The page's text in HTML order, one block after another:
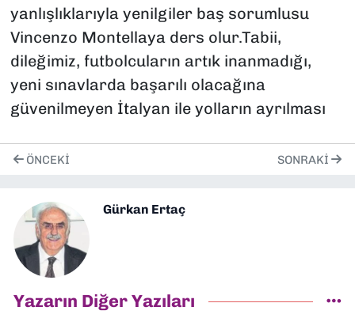
yanlışlıklarıyla yenilgiler baş sorumlusu
Vincenzo Montellaya ders olur.Tabii,
dileğimiz, futbolcuların artık inanmadığı,
yeni sınavlarda başarılı olacağına
güvenilmeyen İtalyan ile yolların ayrılması
ÖNCEKI SONRAKI
Gürkan Ertaç
Yazarın Diğer Yazıları